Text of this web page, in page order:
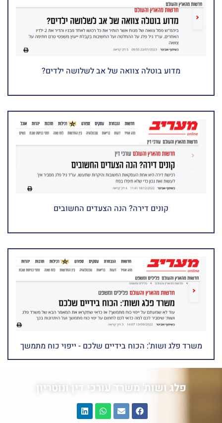
מדוע בוטלה צוואה של אב לשלושה ילדים?
קונים דירה? הנה הצעדים החשובים
משרד פלג ושות': הכוח בידיים שלכם - ייפוי כוח מתמשך
פלג ושות' משרד עורכי דין ונוטריון